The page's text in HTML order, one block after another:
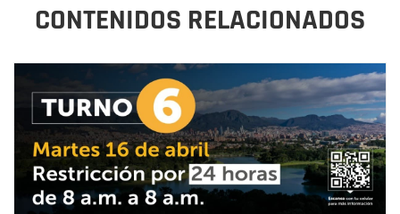
CONTENIDOS RELACIONADOS